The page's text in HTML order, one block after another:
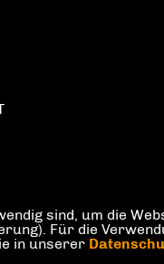
sind, um die
Für die
in unserer